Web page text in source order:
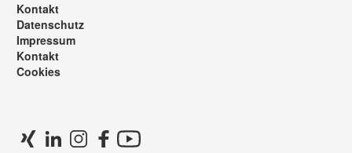
Kontakt
Datenschutz
Impressum
Kontakt
Cookies